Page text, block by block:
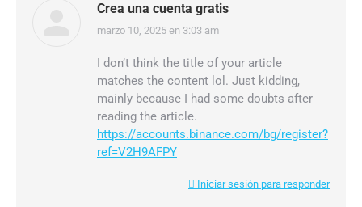
Crea una cuenta gratis
dice:
marzo 10, 2025 en 3:03 am
I don’t think the title of your article
matches the content lol. Just kidding,
mainly because I had some doubts after
reading the article.
https://accounts.binance.com/bg/register?
ref=V2H9AFPY
Iniciar sesión para responder